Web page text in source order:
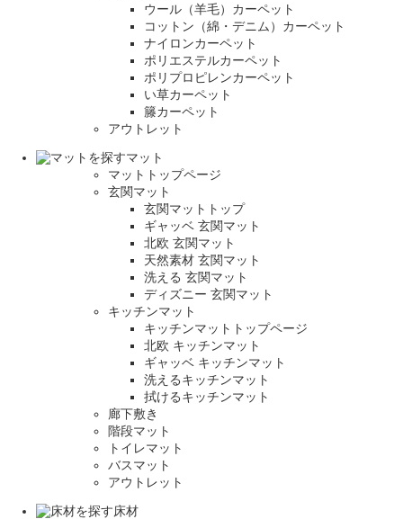
ウール（羊毛）カーペット
コットン（綿・デニム）カーペット
ナイロンカーペット
ポリエステルカーペット
ポリプロピレンカーペット
い草カーペット
籐カーペット
アウトレット
マット
マットトップページ
玄関マット
玄関マットトップ
ギャッベ 玄関マット
北欧 玄関マット
天然素材 玄関マット
洗える 玄関マット
ディズニー 玄関マット
キッチンマット
キッチンマットトップページ
北欧 キッチンマット
ギャッベ キッチンマット
洗えるキッチンマット
拭けるキッチンマット
廊下敷き
階段マット
トイレマット
バスマット
アウトレット
床材